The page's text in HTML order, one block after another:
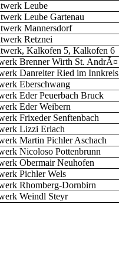
Leube
Leube Gartenau
Mannersdorf
Retznei
Kalkofen 5, Kalkofen 6
Brenner Wirth St. AndrÃ¤
Danreiter Ried im Innkreis
Eberschwang
Eder Peuerbach Bruck
Eder Weibern
Frixeder Senftenbach
Lizzi Erlach
Martin Pichler Aschach
Nicoloso Pottenbrunn
Obermair Neuhofen
Pichler Wels
Rhomberg-Dornbirn
Weindl Steyr